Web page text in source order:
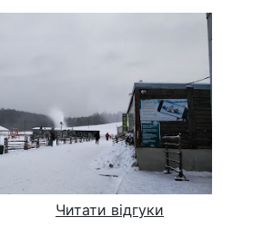
Читати відгуки